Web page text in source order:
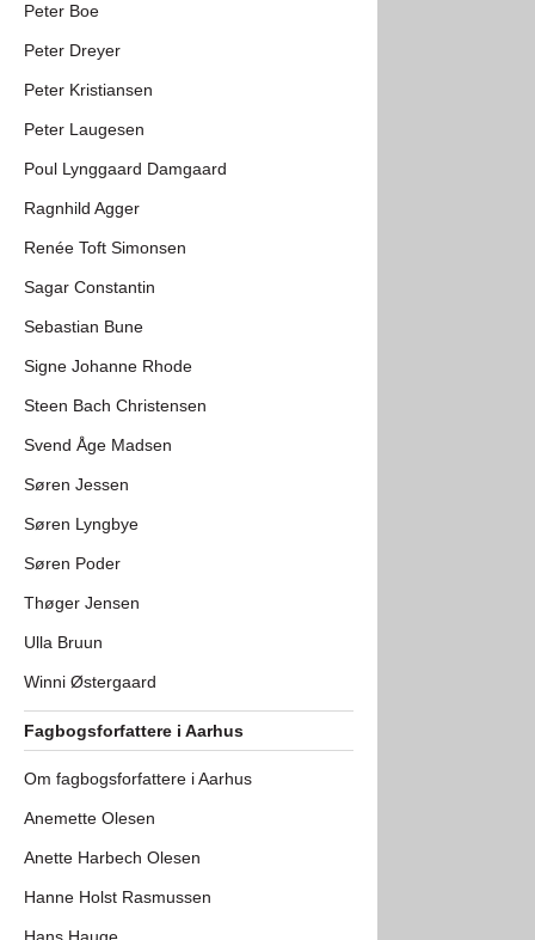
Peter Boe
Peter Dreyer
Peter Kristiansen
Peter Laugesen
Poul Lynggaard Damgaard
Ragnhild Agger
Renée Toft Simonsen
Sagar Constantin
Sebastian Bune
Signe Johanne Rhode
Steen Bach Christensen
Svend Åge Madsen
Søren Jessen
Søren Lyngbye
Søren Poder
Thøger Jensen
Ulla Bruun
Winni Østergaard
Fagbogsforfattere i Aarhus
Om fagbogsforfattere i Aarhus
Anemette Olesen
Anette Harbech Olesen
Hanne Holst Rasmussen